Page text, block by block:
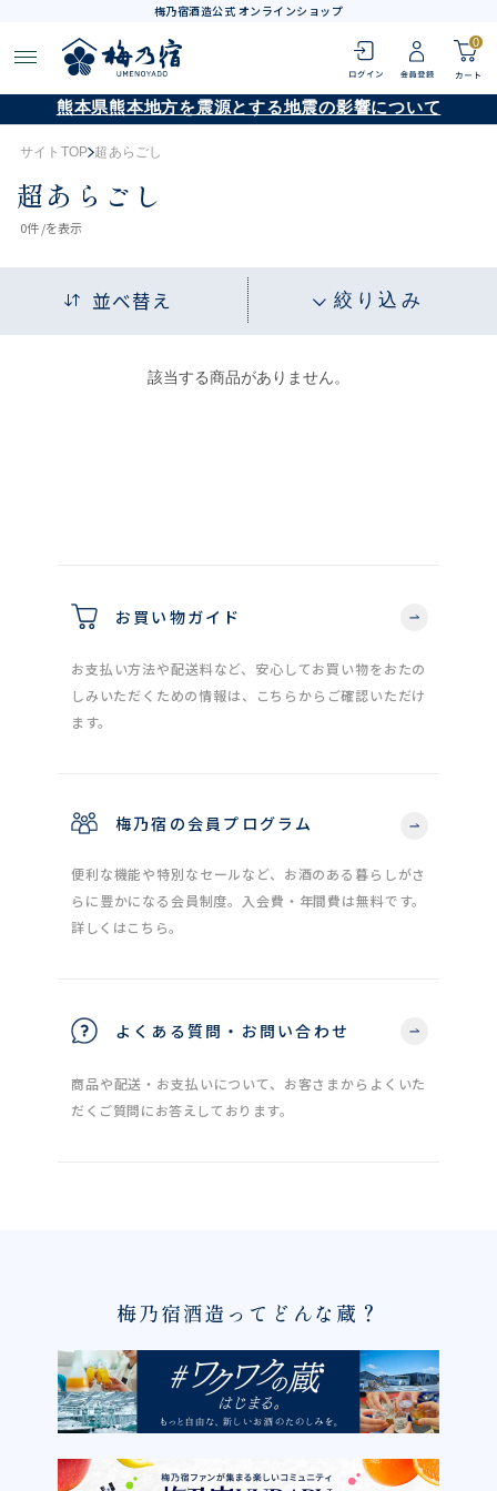
梅乃宿酒造公式 オンラインショップ
0
熊本県熊本地方を震源とする地震の影響について
サイトTOP 超あらごし
超あらごし
0件 /を表示
並べ替え 絞り込み
該当する商品がありません。
お買い物ガイド
お支払い方法や配送料など、安心してお買い物をおたの
しみいただくための情報は、こちらからご確認いただけ
ます。
梅乃宿の会員プログラム
便利な機能や特別なセールなど、お酒のある暮らしがさ
らに豊かになる会員制度。入会費・年間費は無料です。
詳しくはこちら。
よくある質問・お問い合わせ
商品や配送・お支払いについて、お客さまからよくいた
だくご質問にお答えしております。
梅乃宿酒造ってどんな蔵？